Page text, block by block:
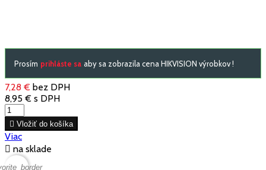
Prosím prihláste sa aby sa zobrazila cena HIKVISION výrobkov !
7,28 € bez DPH
8,95 € s DPH
 Vložiť do košíka
Viac
 na sklade